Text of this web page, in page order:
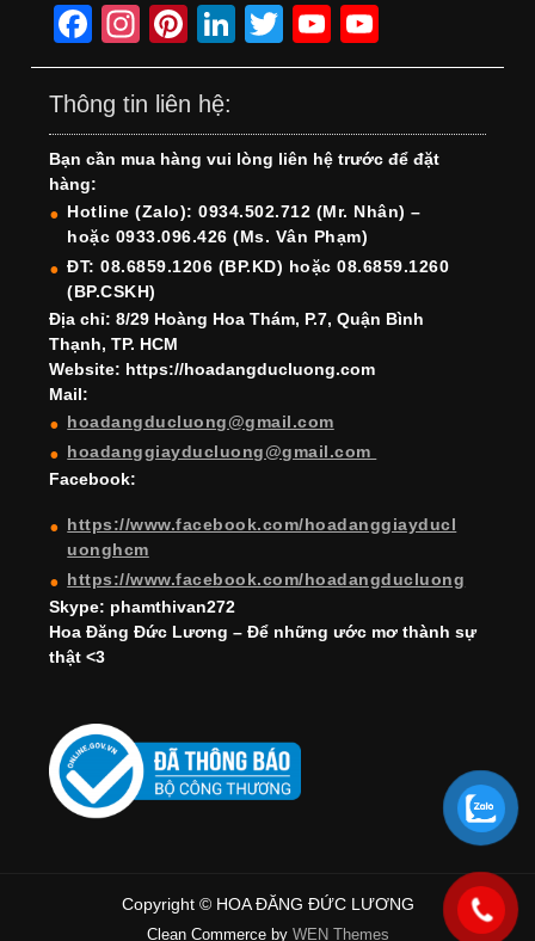
F
a
c
e
b
o
o
k
In
st
a
gr
a
m
Pi
nt
er
e
st
Li
n
e
dI
n
T
wi
er
Y
o
T
u
b
e
o
T
u
b
e
h
Thông tin liên hệ:
Bạn cần mua hàng vui lòng liên hệ trước để đặt
hàng:
Hotline (Zalo): 0934.502.712 (Mr. Nhân) –
hoặc 0933.096.426 (Ms. Vân Phạm)
ĐT: 08.6859.1206 (BP.KD) hoặc 08.6859.1260
(BP.CSKH)
Địa chỉ: 8/29 Hoàng Hoa Thám, P.7, Quận Bình
Thạnh, TP. HCM
Website: https://hoadangducluong.com
Mail:
hoadangducluong@gmail.com
hoadanggiayducluong@gmail.com
Facebook:
https://www.facebook.com/hoadanggiayducl
uonghcm
https://www.facebook.com/hoadangducluong
Skype: phamthivan272
Hoa Đăng Đức Lương – Để những ước mơ thành sự
thật <3
Copyright © HOA ĐĂNG ĐỨC LƯƠNG
Clean Commerce by WEN Themes